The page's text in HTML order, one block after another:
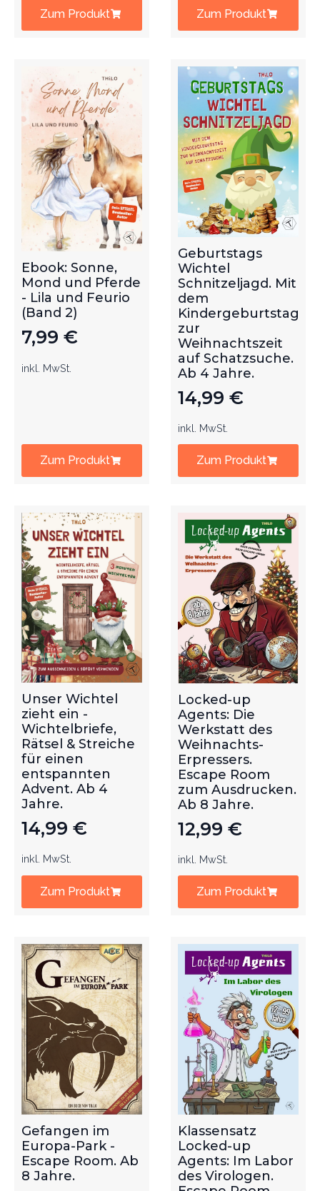
Zum Produkt Zum Produkt
Ebook: Sonne,
Mond und Pferde
- Lila und Feurio
(Band 2)
7,99 €
inkl. MwSt.
Zum Produkt
Geburtstags
Wichtel
Schnitzeljagd. Mit
dem
Kindergeburtstag
zur
Weihnachtszeit
auf Schatzsuche.
Ab 4 Jahre.
14,99 €
inkl. MwSt.
Zum Produkt
Unser Wichtel
zieht ein -
Wichtelbriefe,
Rätsel & Streiche
für einen
entspannten
Advent. Ab 4
Jahre.
14,99 €
inkl. MwSt.
Zum Produkt
Locked-up
Agents: Die
Werkstatt des
Weihnachts-
Erpressers.
Escape Room
zum Ausdrucken.
Ab 8 Jahre.
12,99 €
inkl. MwSt.
Zum Produkt
Gefangen im
Europa-Park -
Escape Room. Ab
8 Jahre.
Klassensatz
Locked-up
Agents: Im Labor
des Virologen.